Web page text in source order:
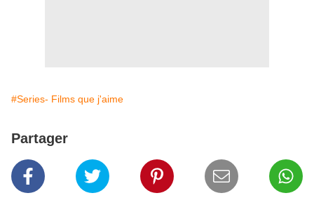
#Series- Films que j'aime
Partager